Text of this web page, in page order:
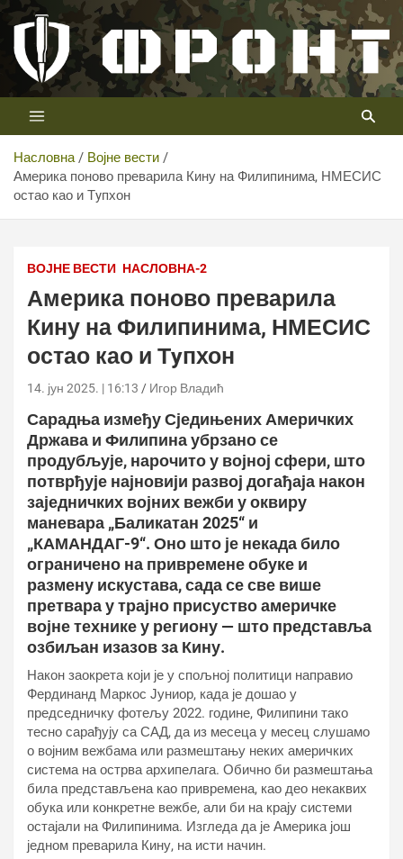
Скип
цонтент
Телевизија ФРОНТ
Први војни канал у Србији
Насловна
Војне вести
Америка поново преварила Кину на Филипинима, НМЕСИС
остао као и Тyпхон
ВОЈНЕ ВЕСТИ НАСЛОВНА-2
Америка поново преварила
Кину на Филипинима, НМЕСИС
остао као и Тyпхон
14. јун 2025. | 16:13 Игор Владић
Сарадња између Сједињених Америчких
Држава и Филипина убрзано се
продубљује, нарочито у војној сфери, што
потврђује најновији развој догађаја након
заједничких војних вежби у оквиру
маневара „Баликатан 2025“ и
„КАМАНДАГ-9“. Оно што је некада било
ограничено на привремене обуке и
размену искустава, сада се све више
претвара у трајно присуство америчке
војне технике у региону — што представља
озбиљан изазов за Кину.
Након заокрета који је у спољној политици направио
Фердинанд Маркос Јуниор, када је дошао у
председничку фотељу 2022. године, Филипини тако
тесно сарађују са САД, да из месеца у месец слушамо
о војним вежбама или размештању неких америчких
система на острва архипелага. Обично би размештања
била представљена као привремена, као део некаквих
обука или конкретне вежбе, али би на крају системи
остајали на Филипинима. Изгледа да је Америка још
једном преварила Кину, на исти начин.